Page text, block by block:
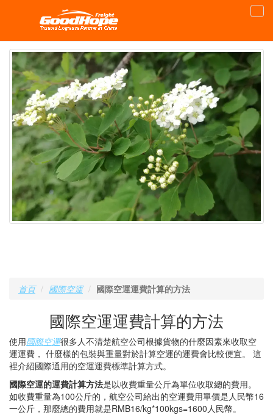
首頁 國際空運 國際空運運費計算的方法
國際空運運費計算的方法
使用國際空運很多人不清楚航空公司根據貨物的什麼因素來收取空
運運費， 什麼樣的包裝與重量對於計算空運的運費會比較便宜。 這
裡介紹國際通用的空運運費標準計算方式。
國際空運的運費計算方法是以收費重量公斤為單位收取總的費用。
如收費重量為100公斤的，航空公司給出的空運費用單價是人民幣16
一公斤，那麼總的費用就是RMB16/kg*100kgs=1600人民幣。